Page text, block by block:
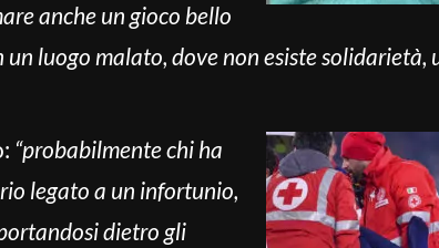
anche un gioco bello
luogo malato, dove non esiste solidarietà,
“probabilmente chi ha
legato a un infortunio,
dietro gli